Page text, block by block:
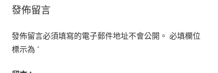
發佈留言
發佈留言必須填寫的電子郵件地址不會公開。 必填欄位
標示為 *